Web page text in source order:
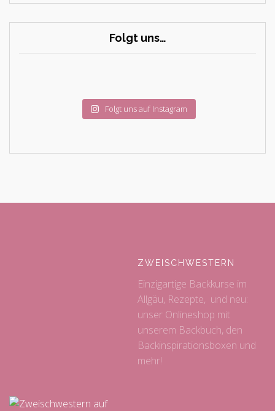
Folgt uns…
Folgt uns auf Instagram
ZWEISCHWESTERN
Einzigartige Backkurse im
Allgäu, Rezepte, und neu:
unser Onlineshop mit
unserem Backbuch, den
Backinspirationsboxen und
mehr!